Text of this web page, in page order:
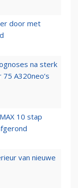
door met
na sterk
A320neo’s
10 stap
van nieuwe